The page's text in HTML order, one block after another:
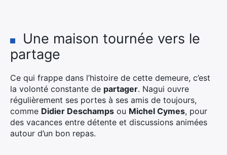
Une maison tournée vers le
partage
Ce qui frappe dans l’histoire de cette demeure, c’est
la volonté constante de partager. Nagui ouvre
régulièrement ses portes à ses amis de toujours,
comme Didier Deschamps ou Michel Cymes, pour
des vacances entre détente et discussions animées
autour d’un bon repas.